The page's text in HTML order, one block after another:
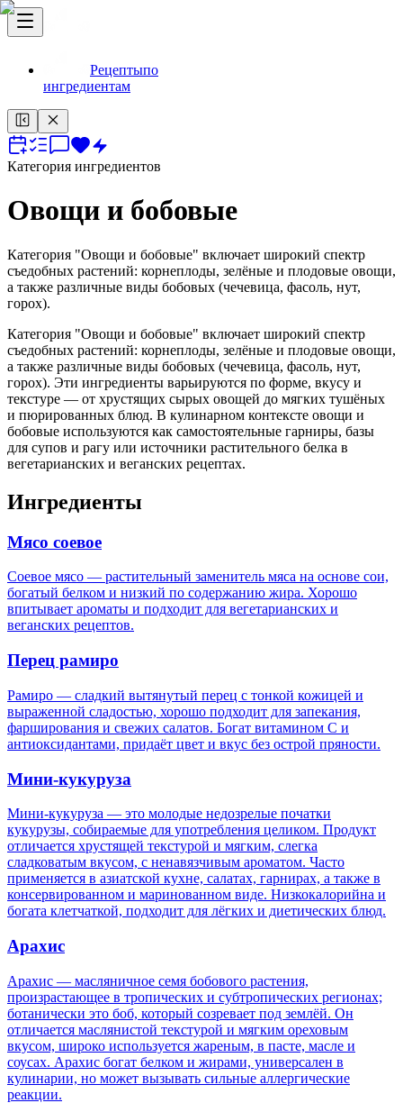
Рецептыпо
ингредиентам
Категория ингредиентов
Овощи и бобовые
Категория "Овощи и бобовые" включает широкий спектр
съедобных растений: корнеплоды, зелёные и плодовые овощи,
а также различные виды бобовых (чечевица, фасоль, нут,
горох).
Категория "Овощи и бобовые" включает широкий спектр
съедобных растений: корнеплоды, зелёные и плодовые овощи,
а также различные виды бобовых (чечевица, фасоль, нут,
горох). Эти ингредиенты варьируются по форме, вкусу и
текстуре — от хрустящих сырых овощей до мягких тушёных
и пюрированных блюд. В кулинарном контексте овощи и
бобовые используются как самостоятельные гарниры, базы
для супов и рагу или источники растительного белка в
вегетарианских и веганских рецептах.
Ингредиенты
Мясо соевое
Соевое мясо — растительный заменитель мяса на основе сои,
богатый белком и низкий по содержанию жира. Хорошо
впитывает ароматы и подходит для вегетарианских и
веганских рецептов.
Перец рамиро
Рамиро — сладкий вытянутый перец с тонкой кожицей и
выраженной сладостью, хорошо подходит для запекания,
фарширования и свежих салатов. Богат витамином C и
антиоксидантами, придаёт цвет и вкус без острой пряности.
Мини-кукуруза
Мини-кукуруза — это молодые недозрелые початки
кукурузы, собираемые для употребления целиком. Продукт
отличается хрустящей текстурой и мягким, слегка
сладковатым вкусом, с ненавязчивым ароматом. Часто
применяется в азиатской кухне, салатах, гарнирах, а также в
консервированном и маринованном виде. Низкокалорийна и
богата клетчаткой, подходит для лёгких и диетических блюд.
Арахис
Арахис — масляничное семя бобового растения,
произрастающее в тропических и субтропических регионах;
ботанически это боб, который созревает под землёй. Он
отличается маслянистой текстурой и мягким ореховым
вкусом, широко используется жареным, в пасте, масле и
соусах. Арахис богат белком и жирами, универсален в
кулинарии, но может вызывать сильные аллергические
реакции.